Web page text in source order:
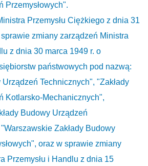
Przemysłowych".
Przemysłu Ciężkiego z dnia 31
zmiany zarządzeń Ministra
z dnia 30 marca 1949 r. o
państwowych pod nazwą:
Urządzeń Technicznych", "Zakłady
Kotlarsko-Mechanicznych",
Budowy Urządzeń
Zakłady Budowy
oraz w sprawie zmiany
Przemysłu i Handlu z dnia 15